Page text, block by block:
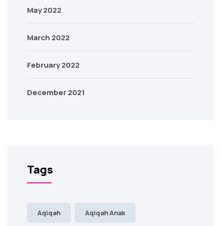
May 2022
March 2022
February 2022
December 2021
Tags
Aqiqah Aqiqah Anak